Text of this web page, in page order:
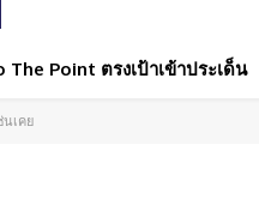
The Point ตรงเป้าเข้าประเด็น
เคย